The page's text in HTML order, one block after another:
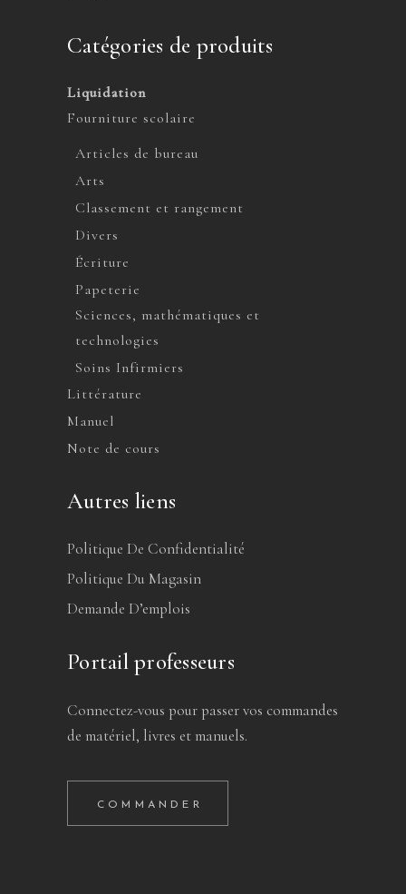
Catégories de produits
Liquidation
Fourniture scolaire
Articles de bureau
Arts
Classement et rangement
Divers
Écriture
Papeterie
Sciences, mathématiques et
technologies
Soins Infirmiers
Littérature
Manuel
Note de cours
Autres liens
Politique De Confidentialité
Politique Du Magasin
Demande D’emplois
Portail professeurs
Connectez-vous pour passer vos commandes
de matériel, livres et manuels.
COMMANDER